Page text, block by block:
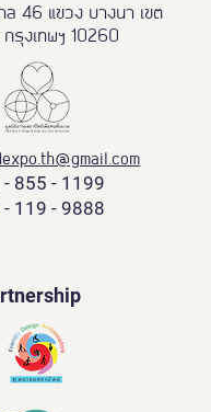
46 แขวง บางนา เขต
กรุงเทพฯ 10260
- 855 - 1199
- 119 - 9888